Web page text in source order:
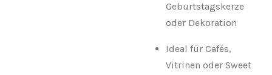
Geburtstagskerze
oder Dekoration
Ideal für Cafés,
Vitrinen oder Sweet